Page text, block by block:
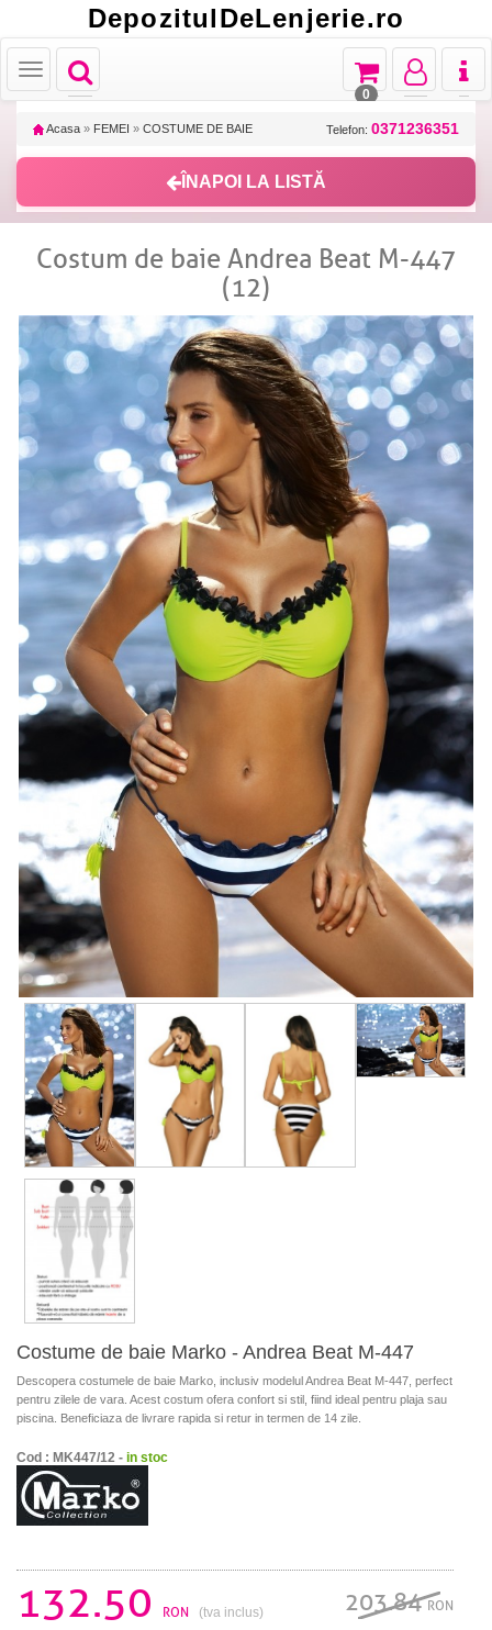
DepozitulDeLenjerie.ro
Toggle
navigation
Toggle
Toggle
navigation
Toggle
navigation
Toggle
navigation
0
Acasa » FEMEI » COSTUME DE BAIE Telefon: 0371236351
ÎNAPOI LA LISTĂ
Costum de baie Andrea Beat M-447
(12)
Costume de baie Marko - Andrea Beat M-447
Descopera costumele de baie Marko, inclusiv modelul Andrea Beat M-447, perfect
pentru zilele de vara. Acest costum ofera confort si stil, fiind ideal pentru plaja sau
piscina. Beneficiaza de livrare rapida si retur in termen de 14 zile.
Cod : MK447/12 - in stoc
132.50 RON (tva inclus) 203.84RON